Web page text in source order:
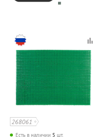
268061
Есть в наличии 5 шт.